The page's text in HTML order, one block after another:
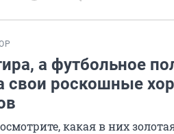
а футбольное
свои роскошные
какая в них